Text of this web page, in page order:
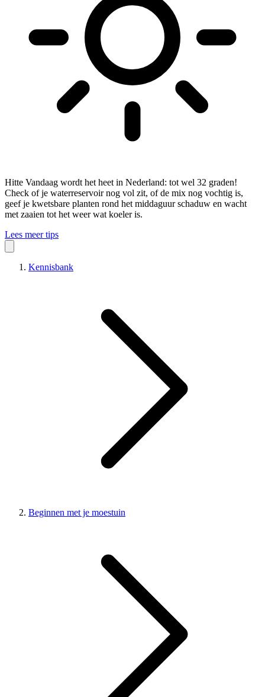
Hitte Vandaag wordt het heet in Nederland: tot wel 32 graden!
Check of je waterreservoir nog vol zit, of de mix nog vochtig is,
geef je kwetsbare planten rond het middaguur schaduw en wacht
met zaaien tot het weer wat koeler is.
Lees meer tips
Kennisbank
Beginnen met je moestuin